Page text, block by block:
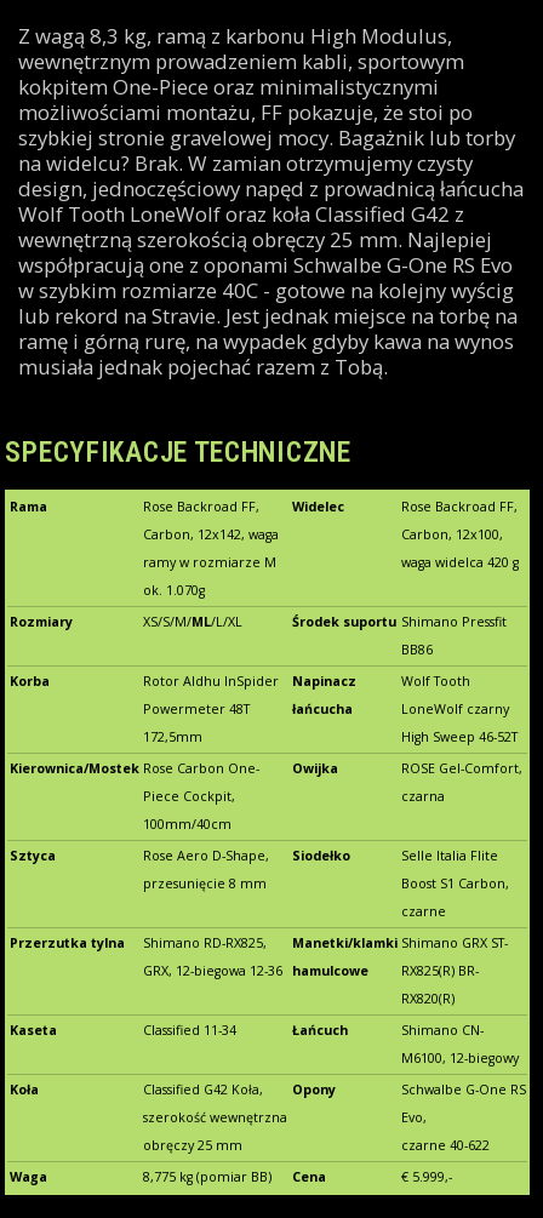
Z wagą 8,3 kg, ramą z karbonu High Modulus,
wewnętrznym prowadzeniem kabli, sportowym
kokpitem One-Piece oraz minimalistycznymi
możliwościami montażu, FF pokazuje, że stoi po
szybkiej stronie gravelowej mocy. Bagażnik lub torby
na widelcu? Brak. W zamian otrzymujemy czysty
design, jednoczęściowy napęd z prowadnicą łańcucha
Wolf Tooth LoneWolf oraz koła Classified G42 z
wewnętrzną szerokością obręczy 25 mm. Najlepiej
współpracują one z oponami Schwalbe G-One RS Evo
w szybkim rozmiarze 40C - gotowe na kolejny wyścig
lub rekord na Stravie. Jest jednak miejsce na torbę na
ramę i górną rurę, na wypadek gdyby kawa na wynos
musiała jednak pojechać razem z Tobą.
SPECYFIKACJE TECHNICZNE
Rama
Rose Backroad FF,
Carbon, 12x142, waga
ramy w rozmiarze M
ok. 1.070g
Widelec
Rose Backroad FF,
Carbon, 12x100,
waga widelca 420 g
Rozmiary XS/S/M/ML/L/XL Środek suportu Shimano Pressfit
BB86
Korba
Rotor Aldhu InSpider
Powermeter 48T
172,5mm
Napinacz
łańcucha
Wolf Tooth
LoneWolf czarny
High Sweep 46-52T
Kierownica/Mostek Rose Carbon One-
Piece Cockpit,
100mm/40cm
Owijka
ROSE Gel-Comfort,
czarna
Sztyca
Rose Aero D-Shape,
przesunięcie 8 mm
Siodełko
Selle Italia Flite
Boost S1 Carbon,
czarne
Przerzutka tylna
Shimano RD-RX825,
GRX, 12-biegowa 12-36
Manetki/klamki
hamulcowe
Shimano GRX ST-
RX825(R) BR-
RX820(R)
Kaseta
Classified 11-34 Łańcuch
Shimano CN-
M6100, 12-biegowy
Koła
Classified G42 Koła,
szerokość wewnętrzna
obręczy 25 mm
Opony
Schwalbe G-One RS
Evo,
czarne 40-622
Waga
8,775 kg (pomiar BB) Cena € 5.999,-